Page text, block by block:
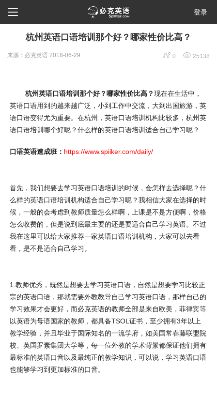
 登录
杭州英语口语培训那个好？哪家性价比高？
来源：必克英语 2018-06-29  0  25138
杭州英语口语培训那个好？哪家性价比高？现在在生活中，
英语口语用到的越来越广泛，小到工作中交流，大到出国旅游，英
语口语变得尤为重要。在杭州，英语口语培训机构比较多，杭州英
语口语培训哪个好呢？什么样的英语口语培训适合自己学习呢？
口语英语速成班： https://www.spiiker.com/daily/
首先，我们想要去学习英语口语培训的时候，会怎样去选择呢？什
么样的英语口语培训机构适合自己学习呢？我相信大家在选择的时
候，一般的会考虑到教师质量怎么样啊，上课是不是方便啊，价格
怎么收费的，但是说到底最主要的还是要适合自己学习英语。不过
我在这里可以给大家推荐一家英语口语培训机构，大家可以去看
看，是不是适合自己学习。
1.教师优秀，既然是想要去学习英语口语，自然是想要学习比较正
宗的英语口语，那就需要外教教导自己学习英语口语，那样自己的
学习效果才会更好，而必克英语的教师全部是来自欧美，菲律宾等
以英语为母语国家的教师，都具备TSOL证书，至少拥有3年以上
教学经验，并且毕业于国际知名的一流学府，如美国常春藤联盟院
校、英国罗素集团大学等，每一位外教的学术背景都保证他们拥有
最标准的英语口音以及最纯正的教学知识，可以说，学习英语口语
也能够学习到更加标准的口音。